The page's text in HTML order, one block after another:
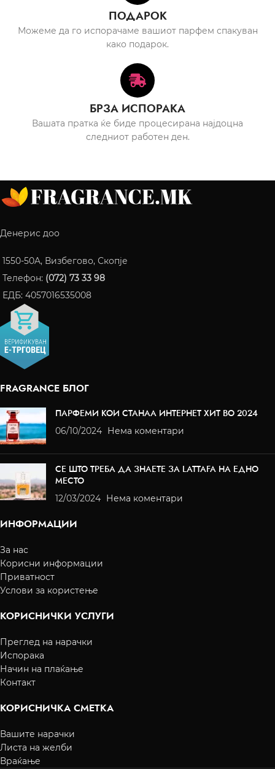
ПОДАРОК
Можеме да го испорачаме вашиот парфем спакуван
како подарок.
БРЗА ИСПОРАКА
Вашата пратка ќе биде процесирана најдоцна
следниот работен ден.
Денерис доо
1550-50A, Визбегово, Скопје
Телефон: (072) 73 33 98
ЕДБ: 4057016535008
FRAGRANCE БЛОГ
ПАРФЕМИ КОИ СТАНАА ИНТЕРНЕТ ХИТ ВО 2024
06/10/2024 Нема коментари
СЕ ШТО ТРЕБА ДА ЗНАЕТЕ ЗА LATTAFA НА ЕДНО
МЕСТО
12/03/2024 Нема коментари
ИНФОРМАЦИИ
За нас
Корисни информации
Приватност
Услови за користење
КОРИСНИЧКИ УСЛУГИ
Преглед на нарачки
Испорака
Начин на плаќање
Контакт
КОРИСНИЧКА СМЕТКА
Вашите нарачки
Листа на желби
Враќање